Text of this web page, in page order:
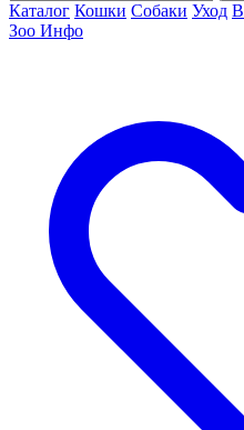
Каталог Кошки Собаки Уход
Зоо Инфо